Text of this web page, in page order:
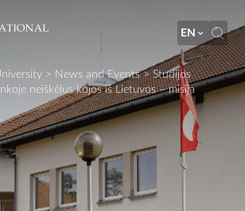
EN
> News and Events>Studijos
neiškėlus kojos iš Lietuvos – misija